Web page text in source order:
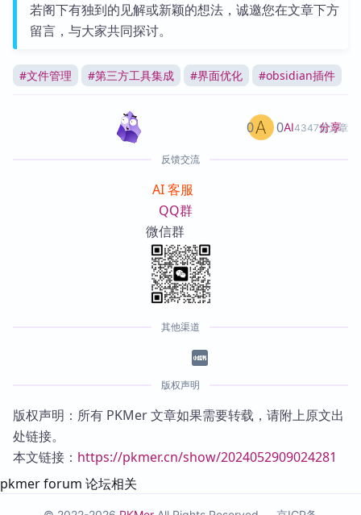
若阁下有独到的见解或新颖的想法，诚邀您在文章下方
留言，与大家共同探讨。
#文件管理 #第三方工具集成 #界面优化 #obsidian插件
AI4347篇文章
0 0 分享
反馈交流
AI 客服
QQ群
微信群
其他渠道
版权声明
版权声明：所有 PKMer 文章如果需要转载，请附上原文出
处链接。
本文链接： https://pkmer.cn/show/2024052909024281
pkmer forum 论坛相关